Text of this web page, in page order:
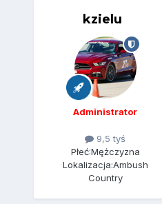
kzielu
Administrator
9,5 tyś
Płeć:Mężczyzna
Lokalizacja:Ambush
Country